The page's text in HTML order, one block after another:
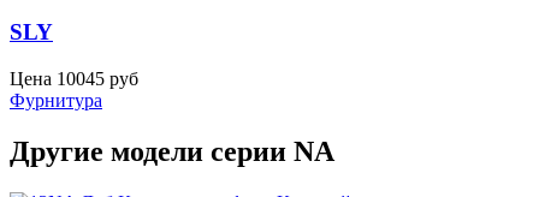
SLY
Цена 10045 руб
Фурнитура
Другие модели серии NA